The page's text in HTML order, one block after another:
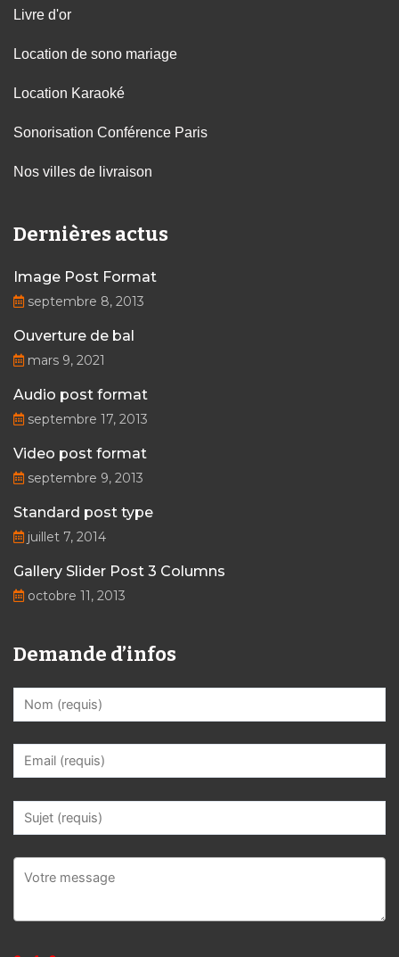
Livre d'or
Location de sono mariage
Location Karaoké
Sonorisation Conférence Paris
Nos villes de livraison
Dernières actus
Image Post Format
septembre 8, 2013
Ouverture de bal
mars 9, 2021
Audio post format
septembre 17, 2013
Video post format
septembre 9, 2013
Standard post type
juillet 7, 2014
Gallery Slider Post 3 Columns
octobre 11, 2013
Demande d’infos